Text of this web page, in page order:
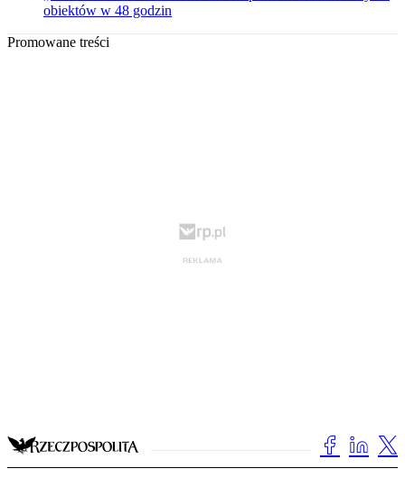
obiektów w 48 godzin
Promowane treści